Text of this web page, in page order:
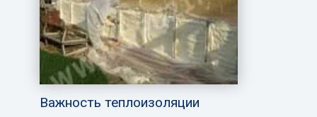
Важность теплоизоляции